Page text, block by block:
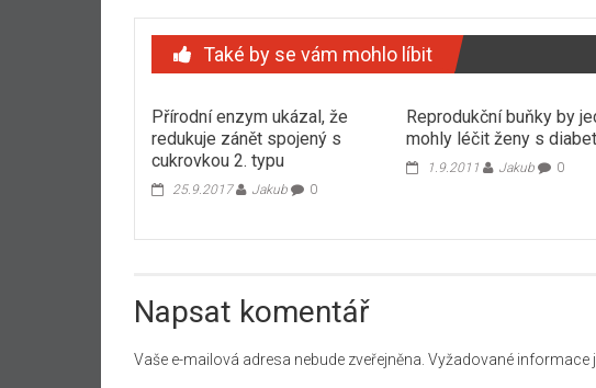
Také by se vám mohlo líbit
Přírodní enzym ukázal, že
redukuje zánět spojený s
cukrovkou 2. typu
25.9.2017 Jakub 0
Reprodukční buňky by
mohly léčit ženy s
1.9.2011 Jakub 0
Napsat komentář
Vaše e-mailová adresa nebude zveřejněna. Vyžadované informace